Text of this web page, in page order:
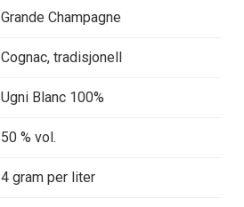
Grande Champagne
Cognac, tradisjonell
Ugni Blanc 100%
50 % vol.
4 gram per liter